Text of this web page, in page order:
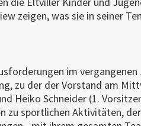
zeigen, was sie in seiner
im
zu der der Vorstand am
Heiko Schneider (1.
zu sportlichen Aktivitäten,